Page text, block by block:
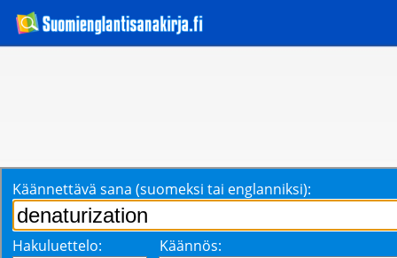
Käännettävä sana (suomeksi tai englanniksi):
Hakuluettelo: Käännös: